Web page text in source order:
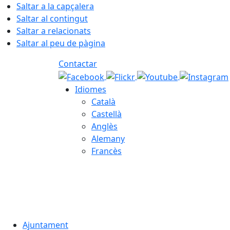
Saltar a la capçalera
Saltar al contingut
Saltar a relacionats
Saltar al peu de pàgina
Contactar
Idiomes
Català
Castellà
Anglès
Alemany
Francès
Ajuntament